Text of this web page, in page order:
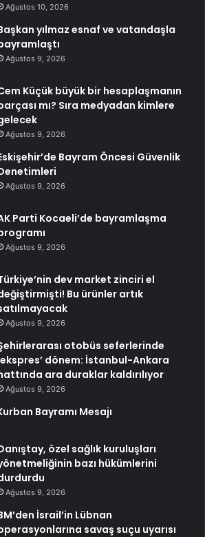
Ağustos 10, 2026
yılmaz esnaf ve vatandaşla
Ağustos 9, 2026
Küçük büyük bir hesaplaşmanın
mı? Sıra medyadan kimlere
Ağustos 9, 2026
Bayram Öncesi Güvenlik
Ağustos 9, 2026
Parti Kocaeli’de bayramlaşma
Ağustos 9, 2026
dev market zinciri el
Bu ürünler artık
Ağustos 9, 2026
otobüs seferlerinde
dönem: İstanbul-Ankara
ara duraklar kaldırılıyor
Ağustos 9, 2026
Bayramı Mesajı
özel sağlık kuruluşları
bazı hükümlerini
Ağustos 9, 2026
İsrail’in Lübnan
savaş suçu uyarısı